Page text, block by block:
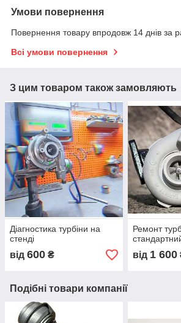
Умови повернення
Повернення товару впродовж 14 днів за
Всі умови повернення
З цим товаром також замовляють
Діагностика турбіни на
стенді
від 600 ₴
Ремонт
від 1 600
Подібні товари компанії